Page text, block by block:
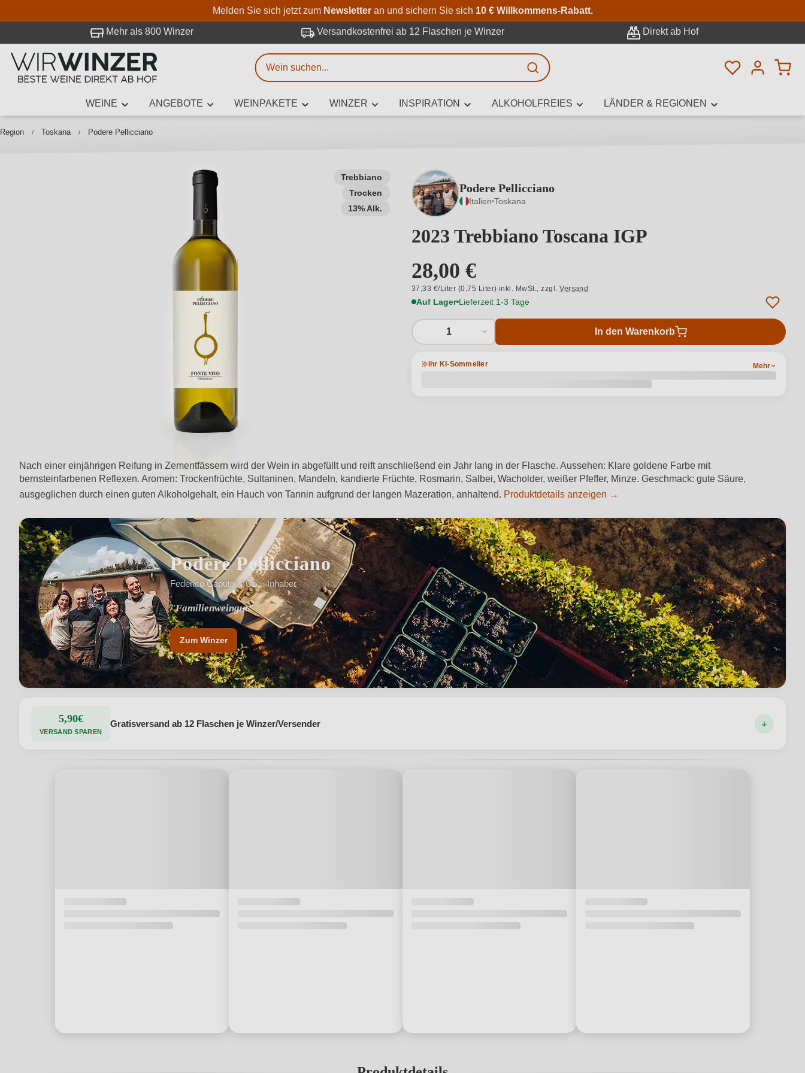
Zum Hauptinhalt springen
Zur Suche springen
Zur Hauptnavigation springen
Melden Sie sich jetzt zum Newsletteran und sichern Sie sich 10 € Willkommens-Rabatt.
Mehr als 800 Winzer Versandkostenfrei ab 12 Flaschen je Winzer Direkt ab Hof
Du hast 0
WEINE ANGEBOTE WEINPAKETE WINZER INSPIRATION ALKOHOLFREIES LÄNDER & REGIONEN
Region Toskana Podere Pellicciano
Trebbiano
Trocken
13% Alk.
Podere Pellicciano
Italien Toskana
2023 Trebbiano Toscana IGP
28,00 €
37,33 €/Liter (0,75 Liter) inkl. MwSt.,zzgl.Versand
Auf Lager Lieferzeit 1-3 Tage
1 In den Warenkorb
Ihr KI-Sommelier Mehr
Nach einer einjährigen Reifung in Zementfässern wird der Wein in abgefüllt und reift anschließend ein Jahr lang in der Flasche. Aussehen: Klare goldene Farbe mit
bernsteinfarbenen Reflexen. Aromen: Trockenfrüchte, Sultaninen, Mandeln, kandierte Früchte, Rosmarin, Salbei, Wacholder, weißer Pfeffer, Minze. Geschmack: gute Säure,
ausgeglichen durch einen guten Alkoholgehalt, ein Hauch von Tannin aufgrund der langen Mazeration, anhaltend. Produktdetails anzeigen →
Podere Pellicciano
Federico Caputo & Co. · Inhaber
"Familienweingut"
"Biologisch zertifiziert"
Zum Winzer
5,90€
VERSAND SPAREN
Gratisversand ab 12 Flaschen je Winzer/Versender
Weinsuche
Mindestens 3 Zeichen eingeben
Erweiterte Suche
Beschreiben Sie, welchen Wein Sie suchen – ob nach Geschmack, Anlass, Weinnamen,
Rebsorte, Region, Winzer oder anderen Kriterien.
bei WirWinzer.